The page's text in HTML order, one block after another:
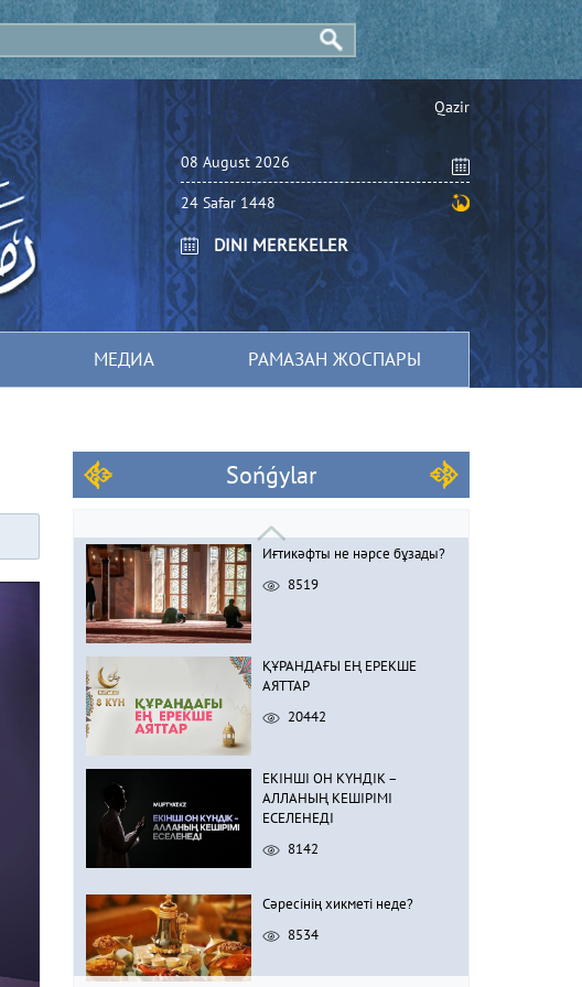
Qazіr
08 August 2026
24 Safar 1448
DINI MEREKELER
МЕДИА РАМАЗАН ЖОСПАРЫ
Sońǵylar
Иғтикәфты не нәрсе бұзады?
8519
ҚҰРАНДАҒЫ ЕҢ ЕРЕКШЕ
АЯТТАР
20442
ЕКІНШІ ОН КҮНДІК –
АЛЛАНЫҢ КЕШІРІМІ
ЕСЕЛЕНЕДІ
8142
Сәресінің хикметі неде?
8534